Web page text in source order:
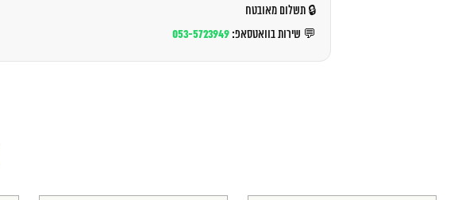
🔒 תשלום מאובטח
💬 שירות בוואטסאפ: 053-5723949